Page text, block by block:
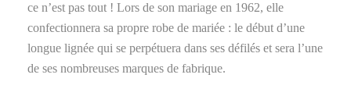
ce n’est pas tout ! Lors de son mariage en 1962, elle
confectionnera sa propre robe de mariée : le début d’une
longue lignée qui se perpétuera dans ses défilés et sera l’une
de ses nombreuses marques de fabrique.